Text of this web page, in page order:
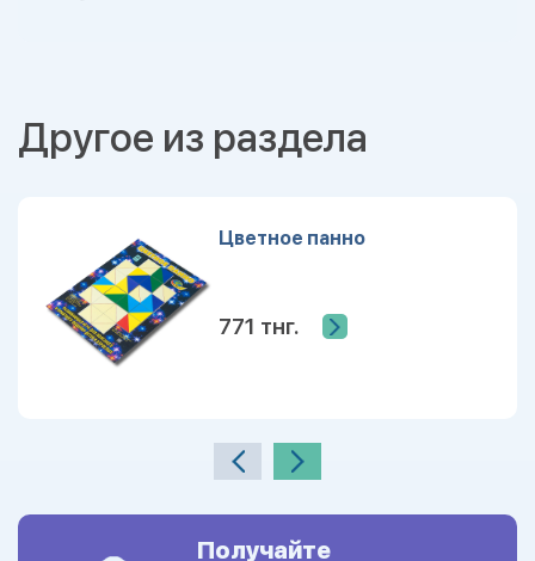
Другое из раздела
Цветное панно
771 тнг.
Получайте